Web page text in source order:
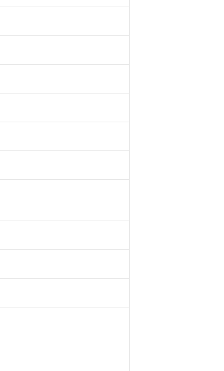
ださい。
した製品に切り替える予定のある商品です。
非対応の商品で、対応品を出す予定はありません。
対応状況を調査中または確認中の商品です。
無と関係のない商品です。
が、含有品と判明した場合などやむを得ず変更すること